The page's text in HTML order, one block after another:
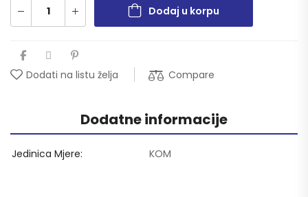
Dodaj u korpu
Dodati na listu želja Compare
Dodatne informacije
Jedinica Mjere KOM